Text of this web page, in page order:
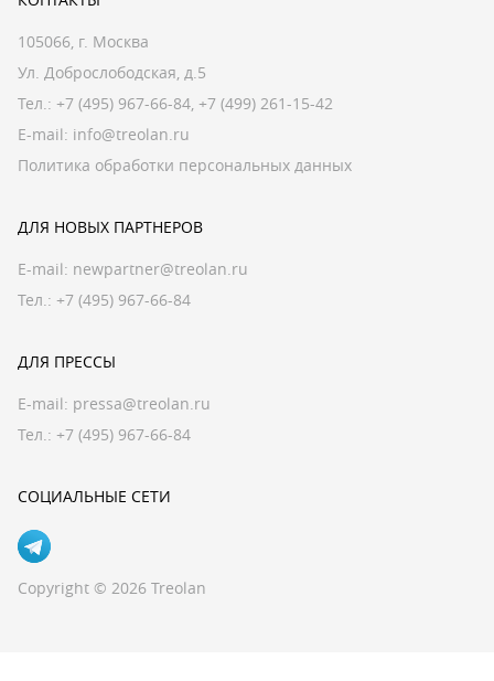
105066, г. Москва
Ул. Доброслободская, д.5
Тел.: +7 (495) 967-66-84, +7 (499) 261-15-42
E-mail: info@treolan.ru
Политика обработки персональных данных
ДЛЯ НОВЫХ ПАРТНЕРОВ
E-mail: newpartner@treolan.ru
Тел.: +7 (495) 967-66-84
ДЛЯ ПРЕССЫ
E-mail: pressa@treolan.ru
Тел.: +7 (495) 967-66-84
СОЦИАЛЬНЫЕ СЕТИ
Copyright © 2026 Treolan